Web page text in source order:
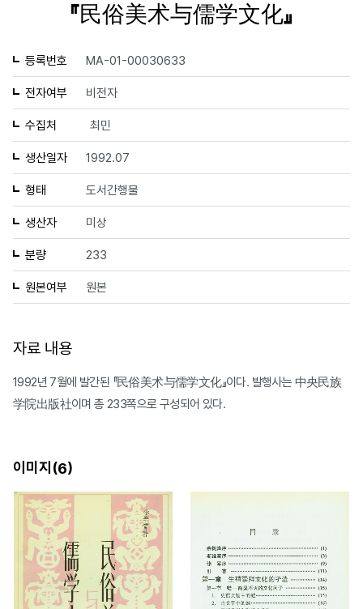
『民俗美术与儒学文化』
등록번호 MA-01-00030633
전자여부 비전자
수집처 최민
생산일자 1992.07
형태 도서간행물
생산자 미상
분량 233
원본여부 원본
자료 내용
1992년 7월에 발간된 『民俗美术与儒学文化』이다. 발행사는 中央民族
学院出版社이며 총 233쪽으로 구성되어 있다.
이미지(6)